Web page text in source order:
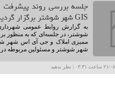
جلسه بررسی روند پیشرفت
GIS شهر شوشتر برگزار گردید
به گزارش روابط عمومی
شوشتر، در جلسه‌ای که به منظور
ممیزی املاک و جی آی اس شهر
شهر شوشتر و مسئولین مربوطه
نظر بدهید